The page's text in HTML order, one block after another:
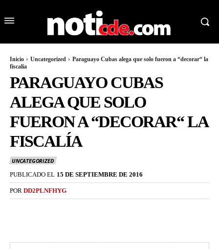
Inicio Uncategorized
Paraguayo Cubas alega que solo fueron a “decorar“ la
fiscalía
PARAGUAYO CUBAS
ALEGA QUE SOLO
FUERON A “DECORAR“ LA
FISCALÍA
UNCATEGORIZED
PUBLICADO EL 15 DE SEPTIEMBRE DE 2016
POR DD2PLNFHYG